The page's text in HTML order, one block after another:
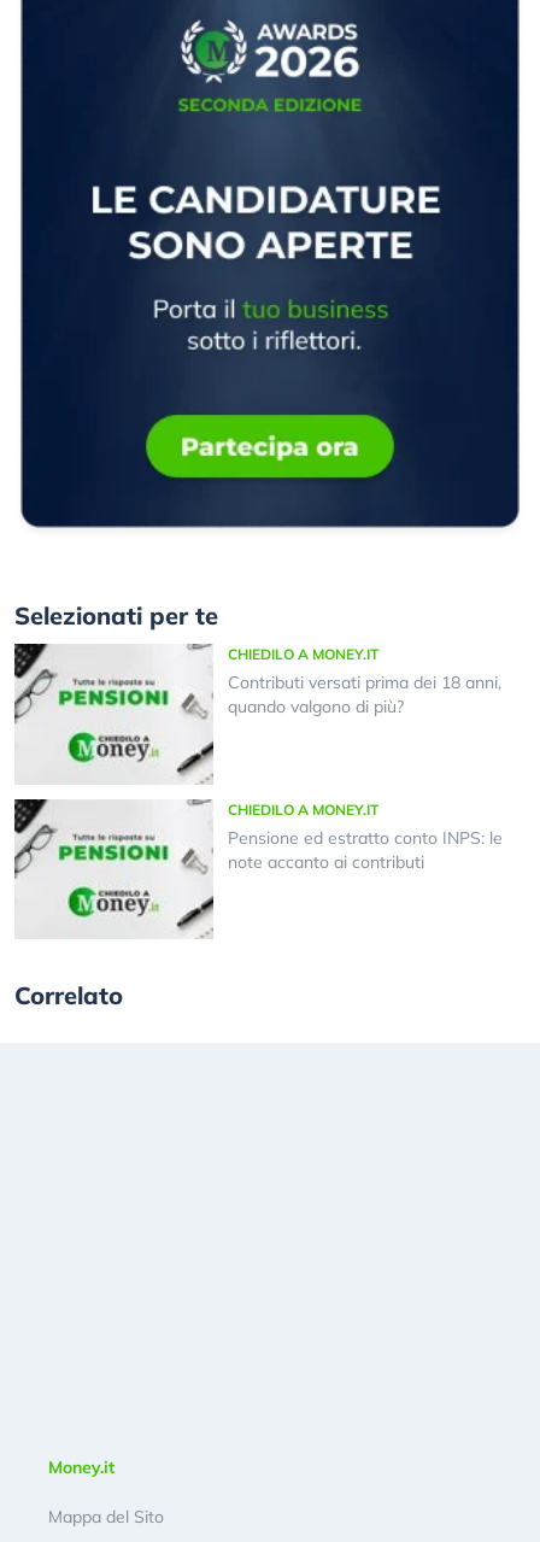
Selezionati per te
CHIEDILO A MONEY.IT
Contributi versati prima dei 18 anni,
quando valgono di più?
CHIEDILO A MONEY.IT
Pensione ed estratto conto INPS: le
note accanto ai contributi
Correlato
Money.it
Mappa del Sito